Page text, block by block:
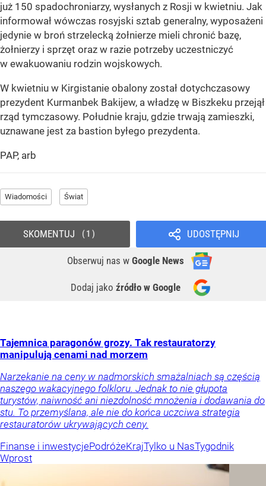
już 150 spadochroniarzy, wysłanych z Rosji w kwietniu. Jak
informował wówczas rosyjski sztab generalny, wyposażeni
jedynie w broń strzelecką żołnierze mieli chronić bazę,
żołnierzy i sprzęt oraz w razie potrzeby uczestniczyć
w ewakuowaniu rodzin wojskowych.
W kwietniu w Kirgistanie obalony został dotychczasowy
prezydent Kurmanbek Bakijew, a władzę w Biszkeku przejął
rząd tymczasowy. Południe kraju, gdzie trwają zamieszki,
uznawane jest za bastion byłego prezydenta.
PAP, arb
Wiadomości Świat
UDOSTĘPNIJ
Obserwuj nas w Google News
Dodaj jako źródło w Google
SKOMENTUJ 1
Tajemnica paragonów grozy. Tak restauratorzy
manipulują cenami nad morzem
Narzekanie na ceny w nadmorskich smażalniach są częścią
naszego wakacyjnego folkloru. Jednak to nie głupota
turystów, naiwność ani niezdolność mnożenia i dodawania do
stu. To przemyślana, ale nie do końca uczciwa strategia
restauratorów ukrywających ceny.
Finanse i inwestycjePodróżeKrajTylko u NasTygodnik
Wprost